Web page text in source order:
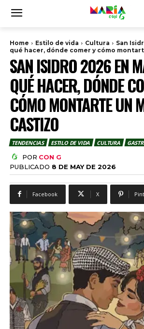
Home Estilo de vida Cultura
San
qué hacer, dónde comer y cómo
SAN ISIDRO 2026 EN
QUÉ HACER, DÓNDE
CÓMO MONTARTE UN
CASTIZO
TENDENCIAS ESTILO DE VIDA CULTURA
POR CON G
PUBLICADO 8 DE MAY DE 2026
Facebook X